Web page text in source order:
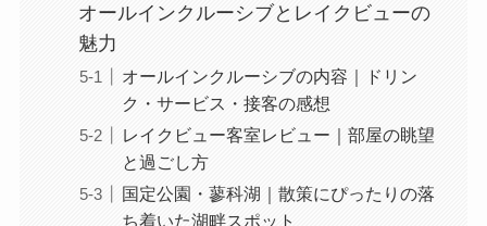
オールインクルーシブとレイクビューの
魅力
オールインクルーシブの内容｜ドリン
ク・サービス・接客の感想
レイクビュー客室レビュー｜部屋の眺望
と過ごし方
国定公園・蓼科湖｜散策にぴったりの落
ち着いた湖畔スポット